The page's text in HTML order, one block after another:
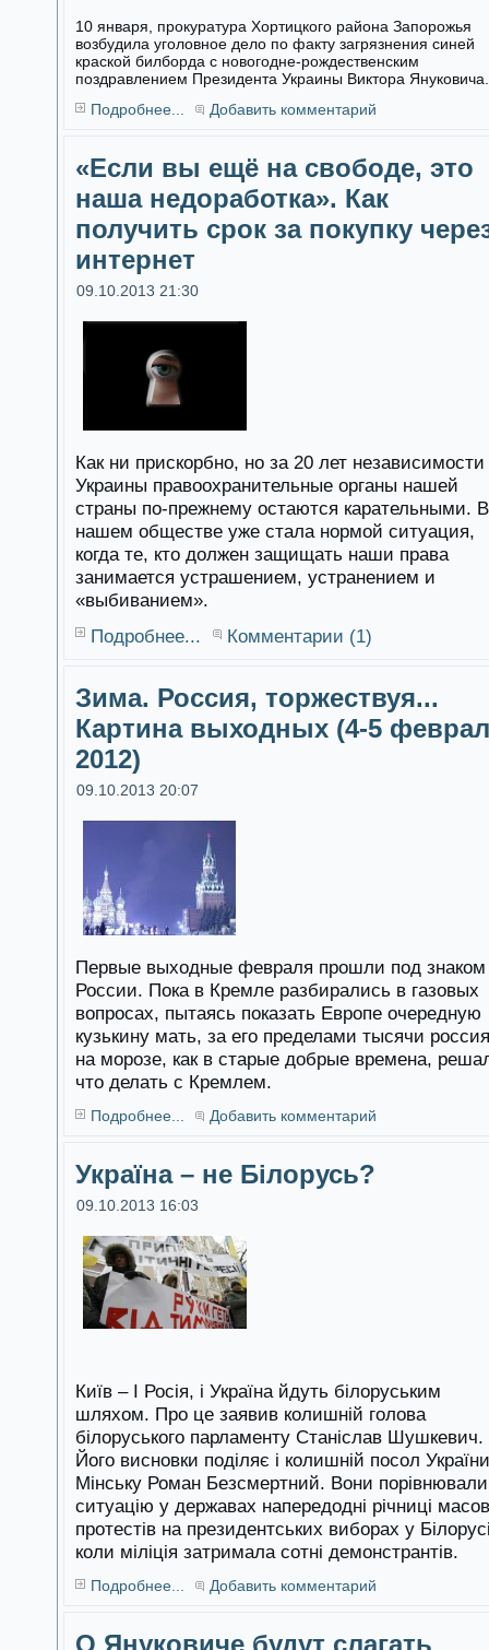
10 января, прокуратура Хортицкого района Запорожья
возбудила уголовное дело по факту загрязнения синей
краской билборда с новогодне-рождественским
поздравлением Президента Украины Виктора Януковича.
Подробнее...
Добавить комментарий
«Если вы ещё на свободе, это
наша недоработка». Как
получить срок за покупку
интернет
09.10.2013 21:30
Как ни прискорбно, но за 20 лет независимости
Украины правоохранительные органы нашей
страны по-прежнему остаются карательными. В
нашем обществе уже стала нормой ситуация,
когда те, кто должен защищать наши права
занимается устрашением, устранением и
«выбиванием».
Подробнее...
Комментарии (1)
Зима. Россия, торжествуя...
Картина выходных (4-5
2012)
09.10.2013 20:07
Первые выходные февраля прошли под знаком
России. Пока в Кремле разбирались в газовых
вопросах, пытаясь показать Европе очередную
кузькину мать, за его пределами тысячи
на морозе, как в старые добрые времена,
что делать с Кремлем.
Подробнее... Добавить комментарий
Україна – не Білорусь?
09.10.2013 16:03
Київ – І Росія, і Україна йдуть білоруським
шляхом. Про це заявив колишній голова
білоруського парламенту Станіслав Шушкевич.
Його висновки поділяє і колишній посол
Мінську Роман Безсмертний. Вони порівнювали
ситуацію у державах напередодні річниці
протестів на президентських виборах у
коли міліція затримала сотні демонстрантів.
Подробнее... Добавить комментарий
О Януковиче будут слагать